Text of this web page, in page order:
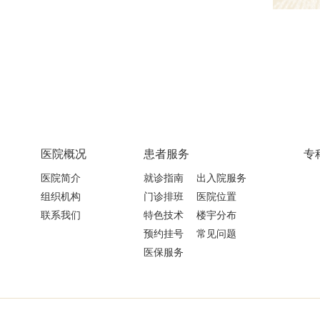
医院概况
医院简介
组织机构
联系我们
患者服务
就诊指南
门诊排班
特色技术
预约挂号
医保服务
出入院服务
医院位置
楼宇分布
常见问题
专